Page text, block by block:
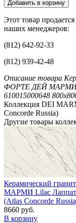
Добавить в корзину
Этот товар
наших менеджеров:
(812) 642-92-33
(812) 939-42-48
Описание товара
ФОРТЕ ДЕЙ МАРМИ
610015000648
Коллекция DEI
Concorde Russia)
Другие товары
Керамический
МАРМИ Lilac
(Atlas Concorde
8660 руб.
В корзину